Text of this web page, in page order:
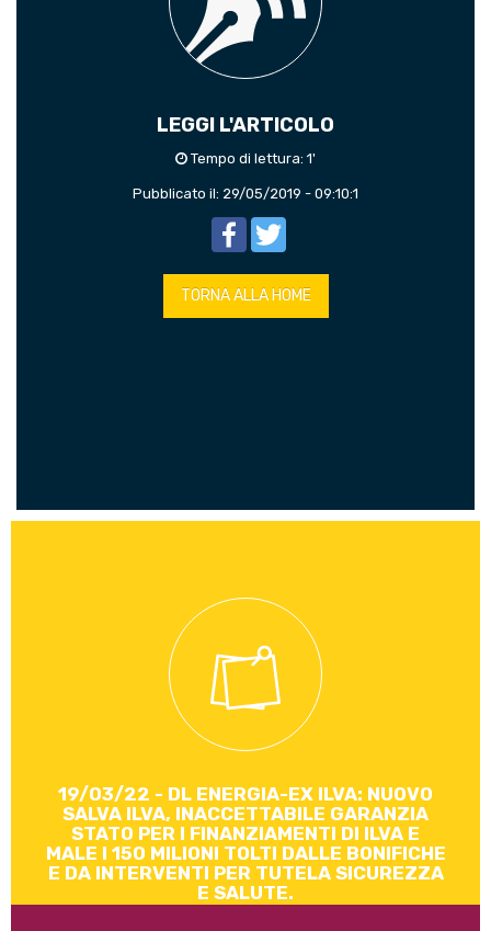
LEGGI L'ARTICOLO
Tempo di lettura: 1'
Pubblicato il: 29/05/2019 - 09:10:1
FacebookTwitter
TORNA ALLA HOME
19/03/22 - DL ENERGIA-EX ILVA: NUOVO
SALVA ILVA, INACCETTABILE GARANZIA
STATO PER I FINANZIAMENTI DI ILVA E
MALE I 150 MILIONI TOLTI DALLE BONIFICHE
E DA INTERVENTI PER TUTELA SICUREZZA
E SALUTE.
E’ bastata qualche settimana al Governo per togliere
nuovamente 150 milioni dal patrimonio destinato (soldi
sottratti ai Riva) e quindi dalle bonifiche per destinarli alla
fantomatica decarbonizazione di cui al momento non
esiste ne piano industriale ne un AIA e che qual...
Leggi di più